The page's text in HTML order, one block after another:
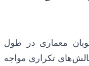
معماری در طول
تکراری مواجه